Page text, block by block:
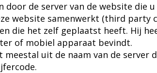
door de server van de website die
website samenwerkt (third party
die het zelf geplaatst heeft. Hij
of mobiel apparaat bevindt.
meestal uit de naam van de server